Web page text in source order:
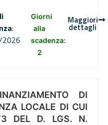
:
Giorni
alla
scadenza:
2
Maggiori
dettagli
DI
LOCALE DI CUI
DEL D. LGS. N.